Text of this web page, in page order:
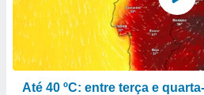
Até 40 ºC: entre terça e